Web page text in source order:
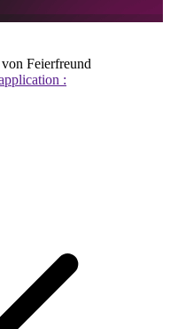
Feierfreund
: